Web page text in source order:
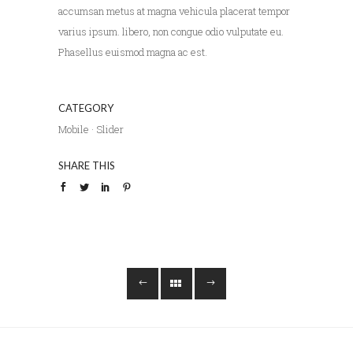
accumsan metus at magna vehicula placerat tempor
varius ipsum. libero, non congue odio vulputate eu.
Phasellus euismod magna ac est.
CATEGORY
Mobile · Slider
SHARE THIS